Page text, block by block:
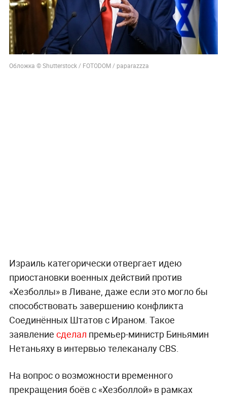
Обложка © Shutterstock / FOTODOM / paparazzza
Израиль категорически отвергает идею
приостановки военных действий против
«Хезболлы» в Ливане, даже если это могло бы
способствовать завершению конфликта
Соединённых Штатов с Ираном. Такое
заявление сделал премьер-министр Биньямин
Нетаньяху в интервью телеканалу CBS.
На вопрос о возможности временного
прекращения боёв с «Хезболлой» в рамках